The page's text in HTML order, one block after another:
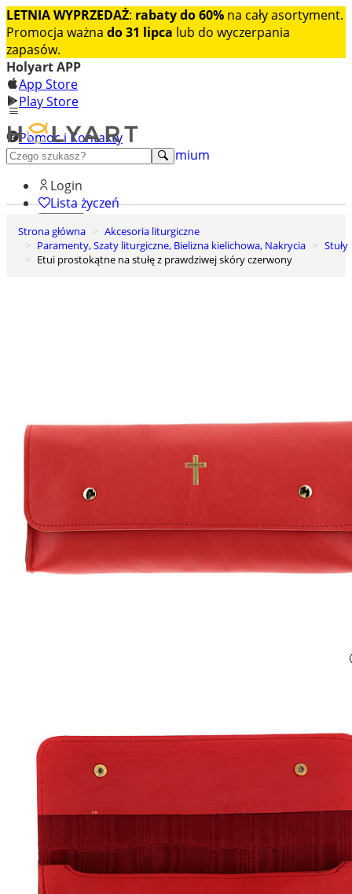
LETNIA WYPRZEDAŻ: rabaty do 60% na cały asortyment.
Promocja ważna do 31 lipca lub do wyczerpania
zapasów.
Holyart APP
App Store
Play Store
Pomoc i Kontakty
+48 222 922 860
Odkryj premium
Login
Lista życzeń
0
Koszyk
Strona główna
Akcesoria liturgiczne
Paramenty, Szaty liturgiczne, Bielizna kielichowa, Nakrycia
Stuły
Etui prostokątne na stułę z prawdziwej skóry czerwony